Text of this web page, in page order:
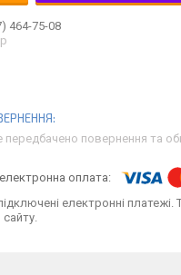
464-75-08
повернення та
електронні